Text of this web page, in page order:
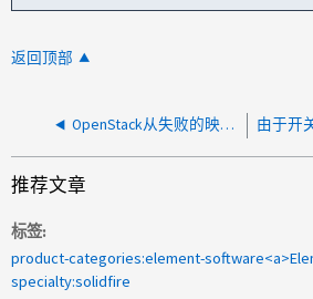
返回顶部
OpenStack从失败的映像创建卷、并显示VolumeDeviceNotFound错误
推荐文章
标签
product-categories:element-
specialty:solidfire